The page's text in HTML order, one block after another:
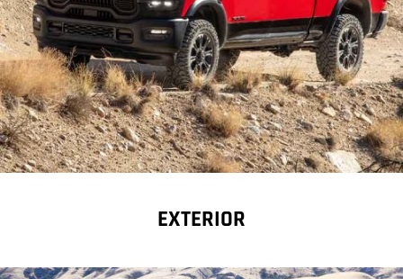
EXTERIOR